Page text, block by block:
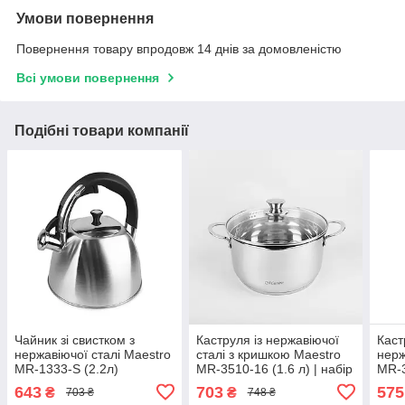
Умови повернення
Повернення товару впродовж 14 днів за домовленістю
Всі умови повернення
Подібні товари компанії
Чайник зі свистком з
нержавіючої сталі Maestro
MR-1333-S (2.2л)
Маестро, Маестро
643 ₴ 703 ₴
Каструля із нержавіючої
сталі з кришкою Maestro
MR-3510-16 (1.6 л) | набір
посуду Маестро | каструлі
Маестро
703₴ 748 ₴
MR-
575